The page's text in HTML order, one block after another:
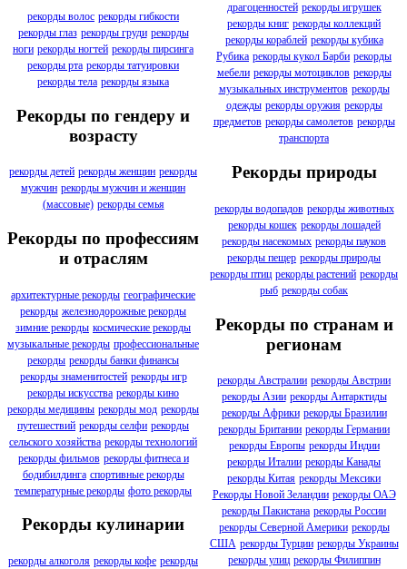
рекорды волос рекорды гибкости
рекорды глаз рекорды груди рекорды
ноги рекорды ногтей рекорды пирсинга
рекорды рта рекорды татуировки
рекорды тела рекорды языка
Рекорды по гендеру и
возрасту
рекорды детей рекорды женщин рекорды
мужчин рекорды мужчин и женщин
(массовые) рекорды семья
Рекорды по профессиям
и отраслям
архитектурные рекорды географические
рекорды железнодорожные рекорды
зимние рекорды космические рекорды
музыкальные рекорды профессиональные
рекорды рекорды банки финансы
рекорды знаменитостей рекорды игр
рекорды искусства рекорды кино
рекорды медицины рекорды мод рекорды
путешествий рекорды селфи рекорды
сельского хозяйства рекорды технологий
рекорды фильмов рекорды фитнеса и
бодибилдинга спортивные рекорды
температурные рекорды фото рекорды
Рекорды кулинарии
рекорды алкоголя рекорды кофе рекорды
драгоценностей рекорды игрушек
рекорды книг рекорды коллекций
рекорды кораблей рекорды кубика
Рубика рекорды кукол Барби рекорды
мебели рекорды мотоциклов рекорды
музыкальных инструментов рекорды
одежды рекорды оружия рекорды
предметов рекорды самолетов рекорды
транспорта
Рекорды природы
рекорды водопадов рекорды животных
рекорды кошек рекорды лошадей
рекорды насекомых рекорды пауков
рекорды пещер рекорды природы
рекорды птиц рекорды растений рекорды
рыб рекорды собак
Рекорды по странам и
регионам
рекорды Австралии рекорды Австрии
рекорды Азии рекорды Антарктиды
рекорды Африки рекорды Бразилии
рекорды Британии рекорды Германии
рекорды Европы рекорды Индии
рекорды Италии рекорды Канады
рекорды Китая рекорды Мексики
Рекорды Новой Зеландии рекорды ОАЭ
рекорды Пакистана рекорды России
рекорды Северной Америки рекорды
США рекорды Турции рекорды Украины
рекорды улиц рекорды Филиппин